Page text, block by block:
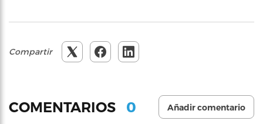
Compartir
COMENTARIOS 0 Añadir comentario